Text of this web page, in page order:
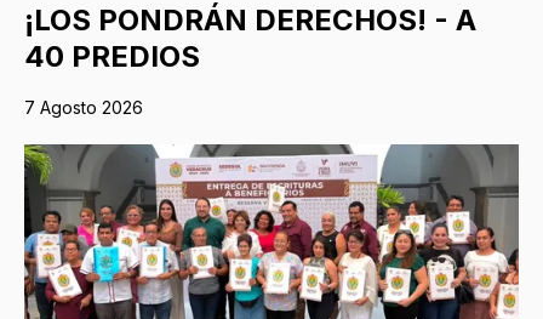
¡LOS PONDRÁN DERECHOS! - A
40 PREDIOS
7 Agosto 2026